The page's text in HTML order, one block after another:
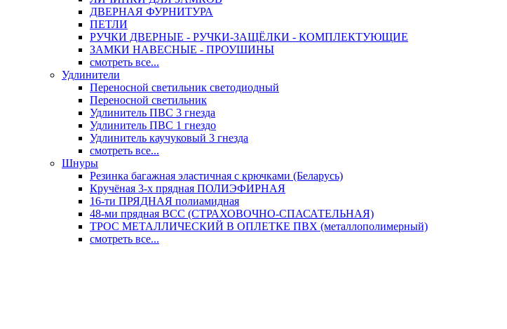
ДВЕРНАЯ ФУРНИТУРА
ПЕТЛИ
РУЧКИ ДВЕРНЫЕ - РУЧКИ-ЗАЩЁЛКИ - КОМПЛЕКТУЮЩИЕ
ЗАМКИ НАВЕСНЫЕ - ПРОУШИНЫ
смотреть все...
Удлинители
Переносной светильник светодиодный
Переносной светильник
Удлинитель ПВС 3 гнезда
Удлинитель ПВС 1 гнездо
Удлинитель каучуковый 3 гнезда
смотреть все...
Шнуры
Резинка багажная эластичная с крючками (Беларусь)
Кручёная 3-х прядная ПОЛИЭФИРНАЯ
16-ти ПРЯДНАЯ полиамидная
48-ми прядная ВСС (СТРАХОВОЧНО-СПАСАТЕЛЬНАЯ)
ТРОС МЕТАЛЛИЧЕСКИЙ В ОПЛЕТКЕ ПВХ (металлополимерный)
смотреть все...